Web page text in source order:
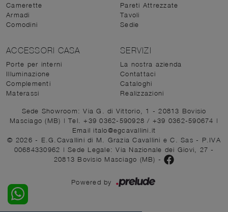
Camerette
Armadi
Comodini
Pareti Attrezzate
Tavoli
Sedie
ACCESSORI CASA
Porte per interni
Illuminazione
Complementi
Materassi
SERVIZI
La nostra azienda
Contattaci
Cataloghi
Realizzazioni
Sede Showroom: Via G. di Vittorio, 1 - 20813 Bovisio
Masciago (MB) | Tel. +39 0362-590928/ +39 0362-590674 |
Email italo@egcavallini.it
© 2026 - E.G.Cavallini di M. Grazia Cavallini e C. Sas - P.IVA
00684330962 | Sede Legale: Via Nazionale dei Giovi, 27 -
20813 Bovisio Masciago (MB) -
Powered by